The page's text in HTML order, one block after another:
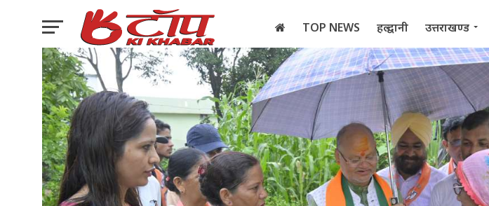
TOP NEWS हल्द्वानी उत्तराखण्ड
इलेक्शन 2022